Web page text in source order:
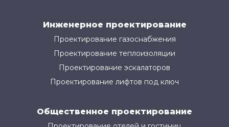
Инженерное проектирование
Проектирование газоснабжения
Проектирование теплоизоляции
Проектирование эскалаторов
Проектирование лифтов под ключ
Общественное проектирование